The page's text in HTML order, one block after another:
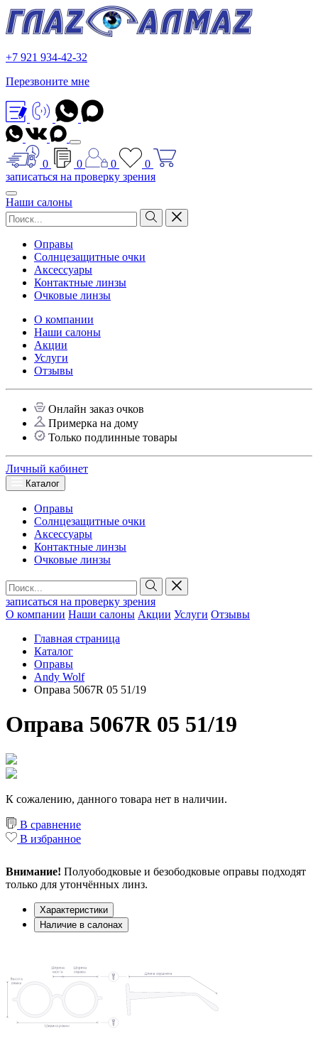
+7 921 934-42-32
Перезвоните мне
0 0 0
0
записаться на проверку зрения
Наши салоны
Оправы
Солнцезащитные очки
Аксессуары
Контактные линзы
Очковые линзы
О компании
Наши салоны
Акции
Услуги
Отзывы
Онлайн заказ очков
Примерка на дому
Только подлинные товары
Личный кабинет
Каталог
Оправы
Солнцезащитные очки
Аксессуары
Контактные линзы
Очковые линзы
записаться на проверку зрения
О компании Наши салоны Акции Услуги Отзывы
Главная страница
Каталог
Оправы
Andy Wolf
Оправа 5067R 05 51/19
Оправа 5067R 05 51/19
К сожалению, данного товара нет в наличии.
В сравнение
В избранное
Внимание! Полуободковые и безободковые оправы подходят
только для утончённых линз.
Характеристики
Наличие в салонах